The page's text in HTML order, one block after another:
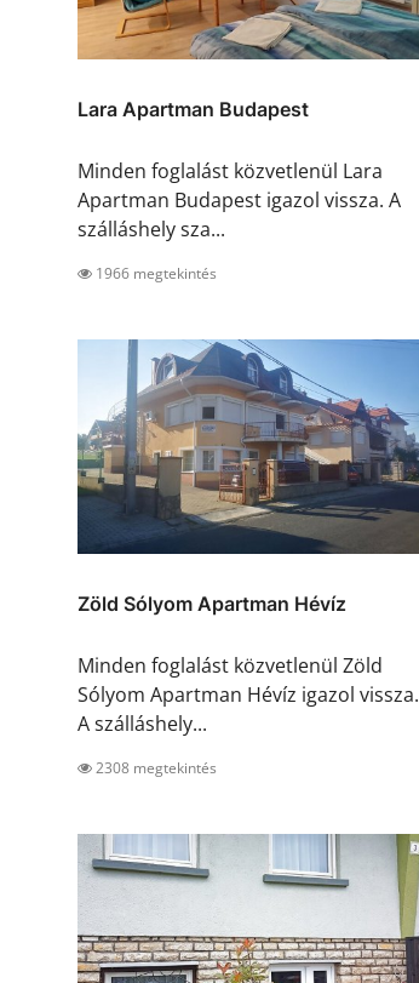
Lara Apartman Budapest
Minden foglalást közvetlenül Lara
Apartman Budapest igazol vissza. A
szálláshely sza...
1966 megtekintés
Zöld Sólyom Apartman Hévíz
Minden foglalást közvetlenül Zöld
Sólyom Apartman Hévíz igazol vissza.
A szálláshely...
2308 megtekintés